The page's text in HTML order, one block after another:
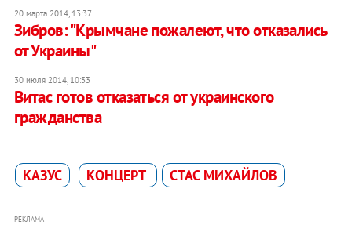
20 марта 2014, 13:37
Зибров: "Крымчане пожалеют, что отказались
от Украины"
30 июля 2014, 10:33
Витас готов отказаться от украинского
гражданства
КАЗУС КОНЦЕРТ СТАС МИХАЙЛОВ
РЕКЛАМА